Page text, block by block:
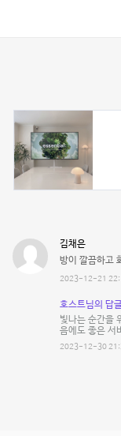
김채은
방이 깔끔하고
2023-12-21
호스트님의 답
빛나는 순간을
음에도 좋은 서
2023-12-30